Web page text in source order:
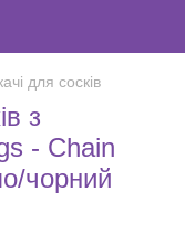
для сосків
з
- Chain
чорний